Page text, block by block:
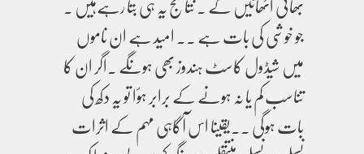
جو خوشی کی بات ہے ۔۔ امید ہے ان ناموں
میں شیڈول کاسٹ ہندوز بھی ہونگے ۔اگر ان کا
تناسب کم یا نہ ہونے کے برابر ہؤا تو یہ دکھ کی
بات ہوگی ۔۔یقینا اس آگاہی مہم کے اثرات